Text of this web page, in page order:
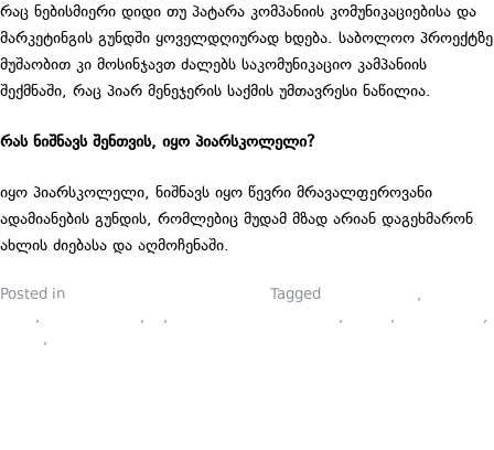
რაც ნებისმიერი დიდი თუ პატარა კომპანიის კომუნიკაციებისა და
მარკეტინგის გუნდში ყოველდღიურად ხდება. საბოლოო პროექტზე
მუშაობით კი მოსინჯავთ ძალებს საკომუნიკაციო კამპანიის
შექმნაში, რაც პიარ მენეჯერის საქმის უმთავრესი ნაწილია.
რას ნიშნავს შენთვის, იყო პიარსკოლელი?
იყო პიარსკოლელი, ნიშნავს იყო წევრი მრავალფეროვანი
ადამიანების გუნდის, რომლებიც მუდამ მზად არიან დაგეხმარონ
ახლის ძიებასა და აღმოჩენაში.
Posted in Tagged ,
, , , , ,
,
,